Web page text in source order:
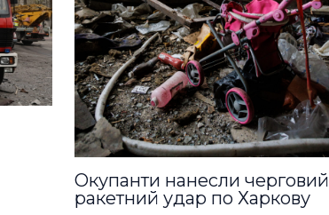
Окупанти нанесли черговий
ракетний удар по Харкову